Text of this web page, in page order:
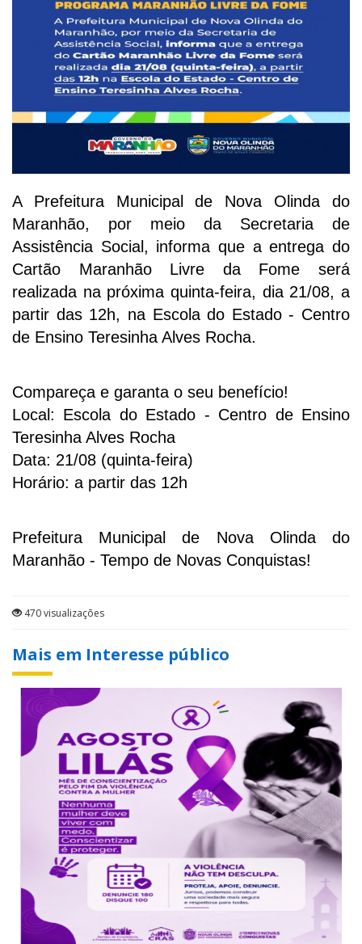
A Prefeitura Municipal de Nova Olinda do
Maranhão, por meio da Secretaria de
Assistência Social, informa que a entrega do
Cartão Maranhão Livre da Fome será
realizada na próxima quinta-feira, dia 21/08, a
partir das 12h, na Escola do Estado - Centro
de Ensino Teresinha Alves Rocha.
Compareça e garanta o seu benefício!
Local: Escola do Estado - Centro de Ensino
Teresinha Alves Rocha
Data: 21/08 (quinta-feira)
Horário: a partir das 12h
Prefeitura Municipal de Nova Olinda do
Maranhão - Tempo de Novas Conquistas!
470 visualizações
Mais em Interesse público